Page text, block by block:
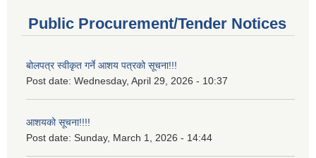
Public Procurement/Tender Notices
बोलपत्र स्वीकृत गर्ने आशय पत्रको सूचना!!!
Post date: Wednesday, April 29, 2026 - 10:37
आशयको सूचना!!!!
Post date: Sunday, March 1, 2026 - 14:44